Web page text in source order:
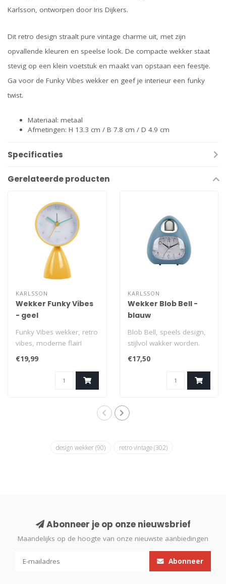
Karlsson, ontworpen door Iris Dijkers.
Dit retro design straalt pure vintage charme uit, met zijn
opvallende kleuren en speelse look. De compacte wekker staat
stevig op een klein voetstuk en maakt van opstaan ​​een feestje.
Ga voor de Funky Vibes wekker en geef je interieur een funky
twist.
Materiaal: metaal
Afmetingen: H 13.3 cm / B 7.8 cm / D 4.9 cm
Specificaties
Gerelateerde producten
KARLSSON
Wekker Funky Vibes
- geel
Funky Vibes wekker, retro
vibes, moderne flair!
Breng een vleugje
nostalgie naar..
€19,99
KARLSSON
Wekker Blob Bell -
blauw
Blob Bell, speels design,
stijlvol wakker worden.
De Blob Bell wekker van
Karlss..
€17,50
design wekker(90) retro vintage(302)
Abonneer je op onze nieuwsbrief
Maandelijks op de hoogte van onze nieuwste aanbiedingen
Abonneer